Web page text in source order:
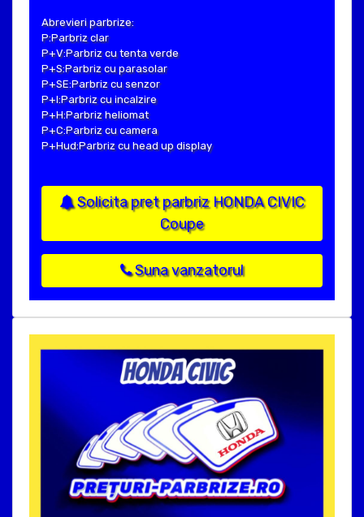
Abrevieri parbrize:
P:Parbriz clar
P+V:Parbriz cu tenta verde
P+S:Parbriz cu parasolar
P+SE:Parbriz cu senzor
P+I:Parbriz cu incalzire
P+H:Parbriz heliomat
P+C:Parbriz cu camera
P+Hud:Parbriz cu head up display
Solicita pret parbriz HONDA CIVIC
Coupe
Suna vanzatorul